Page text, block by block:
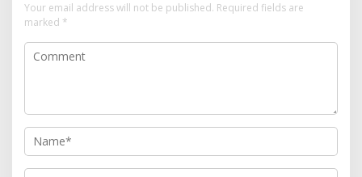
Your email address will not be published. Required fields are
marked *